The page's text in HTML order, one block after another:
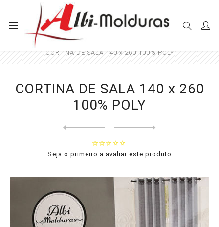
Início Cortinas
CORTINA DE SALA 140 x 260 100% POLY
CORTINA DE SALA 140 x 260
100% POLY
Seja o primeiro a avaliar este produto